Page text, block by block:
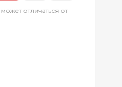
отличаться от